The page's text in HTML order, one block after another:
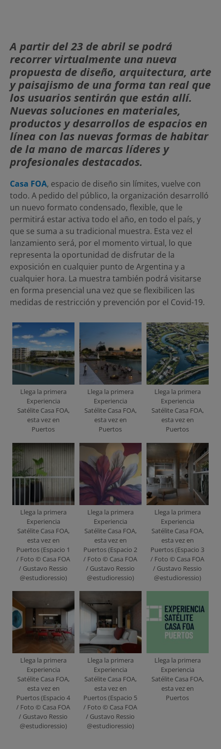
A partir del 23 de abril se podrá
recorrer virtualmente una nueva
propuesta de diseño, arquitectura, arte
y paisajismo de una forma tan real que
los usuarios sentirán que están allí.
Nuevas soluciones en materiales,
productos y desarrollos de espacios en
línea con las nuevas formas de habitar
de la mano de marcas líderes y
profesionales destacados.
Casa FOA, espacio de diseño sin límites, vuelve con
todo. A pedido del público, la organización desarrolló
un nuevo formato condensado, flexible, que le
permitirá estar activa todo el año, en todo el país, y
que se suma a su tradicional muestra. Esta vez el
lanzamiento será, por el momento virtual, lo que
representa la oportunidad de disfrutar de la
exposición en cualquier punto de Argentina y a
cualquier hora. La muestra también podrá visitarse
en forma presencial una vez que se flexibilicen las
medidas de restricción y prevención por el Covid-19.
Llega la primera
Experiencia
Satélite Casa FOA,
esta vez en
Puertos
Llega la primera
Experiencia
Satélite Casa FOA,
esta vez en
Puertos
Llega la primera
Experiencia
Satélite Casa FOA,
esta vez en
Puertos
Llega la primera
Experiencia
Satélite Casa FOA,
esta vez en
Puertos (Espacio 1
/ Foto © Casa FOA
/ Gustavo Ressio
@estudioressio)
Llega la primera
Experiencia
Satélite Casa FOA,
esta vez en
Puertos (Espacio 2
/ Foto © Casa FOA
/ Gustavo Ressio
@estudioressio)
Llega la primera
Experiencia
Satélite Casa FOA,
esta vez en
Puertos (Espacio 3
/ Foto © Casa FOA
/ Gustavo Ressio
@estudioressio)
Llega la primera
Experiencia
Satélite Casa FOA,
esta vez en
Puertos (Espacio 4
/ Foto © Casa FOA
/ Gustavo Ressio
@estudioressio)
Llega la primera
Experiencia
Satélite Casa FOA,
esta vez en
Puertos (Espacio 5
/ Foto © Casa FOA
/ Gustavo Ressio
@estudioressio)
Llega la primera
Experiencia
Satélite Casa FOA,
esta vez en
Puertos